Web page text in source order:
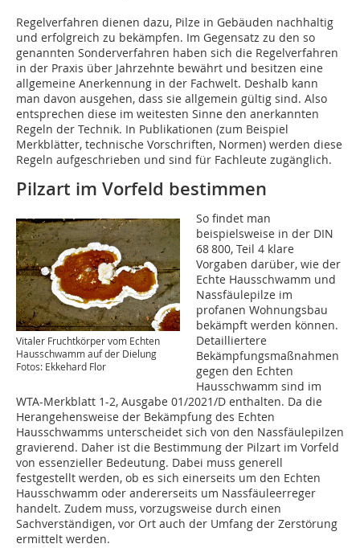
Regelverfahren dienen dazu, Pilze in Gebäuden nachhaltig
und erfolgreich zu bekämpfen. Im Gegensatz zu den so
genannten Sonderverfahren haben sich die Regelverfahren
in der Praxis über Jahrzehnte bewährt und besitzen eine
allgemeine Anerkennung in der Fachwelt. Deshalb kann
man davon ausgehen, dass sie allgemein gültig sind. Also
entsprechen diese im weitesten Sinne den anerkannten
Regeln der Technik. In Publikationen (zum Beispiel
Merkblätter, technische Vorschriften, Normen) werden diese
Regeln aufgeschrieben und sind für Fachleute zugänglich.
Pilzart im Vorfeld bestimmen
Vitaler Fruchtkörper vom Echten
Hausschwamm auf der Dielung
Fotos: Ekkehard Flor
So findet man
beispielsweise in der DIN
68 800, Teil 4 klare
Vorgaben darüber, wie der
Echte Hausschwamm und
Nassfäulepilze im
profanen Wohnungsbau
bekämpft werden können.
Detailliertere
Bekämpfungsmaßnahmen
gegen den Echten
Hausschwamm sind im
WTA-Merkblatt 1-2, Ausgabe 01/2021/D enthalten. Da die
Herangehensweise der Bekämpfung des Echten
Hausschwamms unterscheidet sich von den Nassfäulepilzen
gravierend. Daher ist die Bestimmung der Pilzart im Vorfeld
von essenzieller Bedeutung. Dabei muss generell
festgestellt werden, ob es sich einerseits um den Echten
Hausschwamm oder andererseits um Nassfäuleerreger
handelt. Zudem muss, vorzugsweise durch einen
Sachverständigen, vor Ort auch der Umfang der Zerstörung
ermittelt werden.